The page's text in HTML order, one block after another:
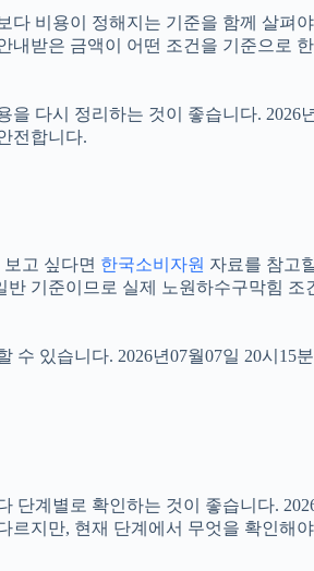
비용이 정해지는 기준을 함께 살펴
받은 금액이 어떤 조건을 기준으로
다시 정리하는 것이 좋습니다.
전합니다.
고 싶다면 한국소비자원 자료를 참고
기준이므로 실제 노원하수구막힘
수 있습니다. 2026년07월07일 20시
계별로 확인하는 것이 좋습니다.
지만, 현재 단계에서 무엇을 확인해